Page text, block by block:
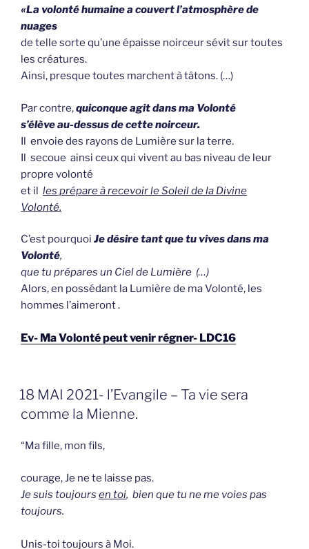
«La volonté humaine a couvert l’atmosphère de
nuages
de telle sorte qu’une épaisse noirceur sévit sur toutes
les créatures.
Ainsi, presque toutes marchent à tâtons. (…)
Par contre,quiconque agit dans ma Volonté
s’élève au-dessus de cette noirceur.
Il envoie des rayons de Lumière sur la terre.
Il secoue ainsi ceux qui vivent au bas niveau de leur
propre volonté
et il les prépare à recevoir le Soleil de la Divine
Volonté.
C’est pourquoi Je désire tantque tu vives dans ma
Volonté,
que tu prépares un Ciel de Lumière (…)
Alors, en possédant la Lumière de ma Volonté, les
hommes l’aimeront .
Ev- Ma Volonté peut venir régner- LDC16
GEPLAATST
OP
18 MAI 2021- l’Evangile – Ta vie sera
comme la Mienne.
“Ma fille, mon fils,
courage, Je ne te laisse pas.
Je suis toujours en toi, bien que tu ne me voies pas
toujours.
Unis-toi toujours à Moi.